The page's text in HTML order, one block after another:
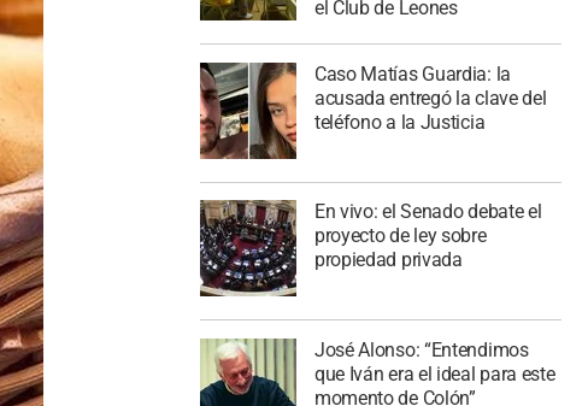
el Club de Leones
Caso Matías Guardia: la
acusada entregó la clave del
teléfono a la Justicia
En vivo: el Senado debate el
proyecto de ley sobre
propiedad privada
José Alonso: “Entendimos
que Iván era el ideal para este
momento de Colón”